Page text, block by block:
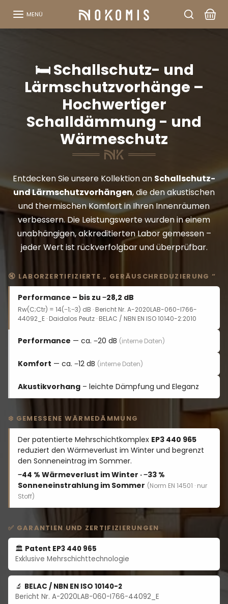
MENÜ
🛏️ Schallschutz- und
Lärmschutzvorhänge –
Hochwertiger
Schalldämmung - und
Wärmeschutz
Entdecken Sie unsere Kollektion an Schallschutz-
und Lärmschutzvorhängen, die den akustischen
und thermischen Komfort in Ihren Innenräumen
verbessern. Die Leistungswerte wurden in einem
unabhängigen, akkreditierten Labor gemessen –
jeder Wert ist rückverfolgbar und überprüfbar.
🔇 LABORZERTIFIZIERTE „ GERÄUSCHREDUZIERUNG “
Performance – bis zu −28,2 dB
Rw(C;Ctr) = 14(−1;−3) dB · Bericht Nr. A-2020LAB-060-I766-
44092_E · Daidalos Peutz · BELAC / NBN EN ISO 10140-2:2010
Performance — ca. −20 dB (interne Daten)
Komfort — ca. −12 dB (interne Daten)
Akustikvorhang – leichte Dämpfung und Eleganz
❄️ GEMESSENE WÄRMEDÄMMUNG
Der patentierte Mehrschichtkomplex EP3 440 965
reduziert den Wärmeverlust im Winter und begrenzt
den Sonneneintrag im Sommer.
−44 % Wärmeverlust im Winter · −33 %
Sonneneinstrahlung im Sommer (Norm EN 14501 · nur
Stoff)
✅ GARANTIEN UND ZERTIFIZIERUNGEN
🏛️ Patent EP3 440 965
Exklusive Mehrschichttechnologie
🔬 BELAC / NBN EN ISO 10140-2
Bericht Nr. A-2020LAB-060-I766-44092_E